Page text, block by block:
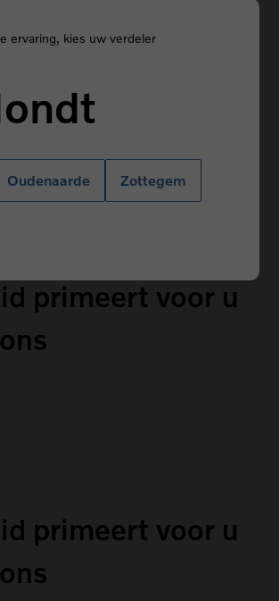
ervaring, kies uw verdeler
Oudenaarde Zottegem
primeert voor u
primeert voor u